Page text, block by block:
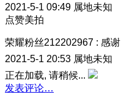
2021-5-1 09:49 属地未知
点赞美拍
荣耀粉丝212202967 : 感谢
2021-5-1 20:53 属地未知
正在加载, 请稍候...
发表评论…